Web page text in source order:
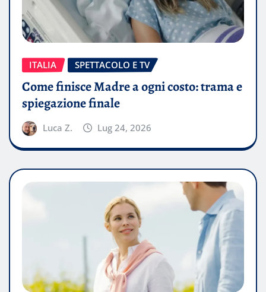
ITALIA SPETTACOLO E TV
Come finisce Madre a ogni costo: trama e
spiegazione finale
Luca Z. Lug 24, 2026